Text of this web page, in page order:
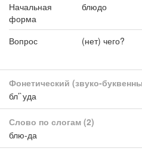
Начальная
форма
блюдо
Вопрос (нет) чего?
Фонетический (звуко-
бл’`уда
Слово по слогам (2)
блю-да